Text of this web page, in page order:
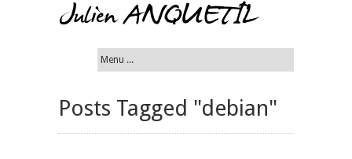
Posts Tagged "debian"